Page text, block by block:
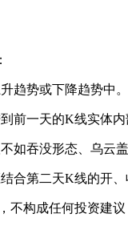
势或下降趋势中。
一天的K线实体内
吞没形态、乌云盖
第二天K线的开、
不构成任何投资建